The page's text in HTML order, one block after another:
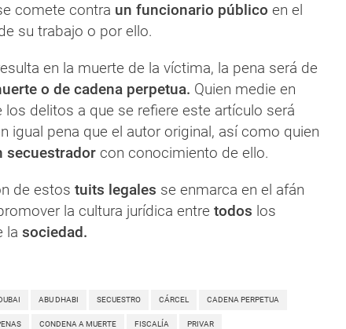
comete contra un funcionario público en el
su trabajo o por ello.
en la muerte de la víctima, la pena será de
o de cadena perpetua. Quien medie en
los delitos a que se refiere este artículo será
igual pena que el autor original, así como quien
secuestrador con conocimiento de ello.
de estos tuits legales se enmarca en el afán
la cultura jurídica entre todos los
la sociedad.
ABU DHABI SECUESTRO CÁRCEL CADENA PERPETUA
CONDENA A MUERTE FISCALÍA PRIVAR